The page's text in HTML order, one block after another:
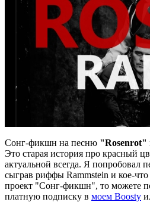
Сонг-фикшн на песню "Rosenrot"
Это старая история про красный
актуальной всегда. Я попробовал
сыграв риффы Rammstein и кое-
проект "Сонг-фикшн", то можете
платную подписку в моем Boosty